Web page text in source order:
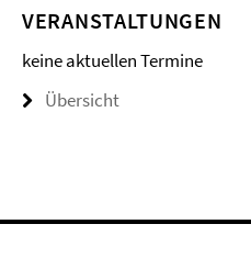
VERANSTALTUNGEN
keine aktuellen Termine
Übersicht